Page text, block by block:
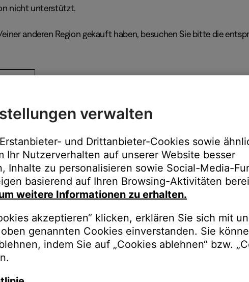
nicht unterstützt.
anderen Region gekauft haben, besuchen Sie bitte die
verwalten
und Drittanbieter-Cookies sowie
Ihr Nutzerverhalten auf unserer Website besser
Inhalte zu personalisieren sowie Social-Media-
basierend auf Ihren Browsing-Aktivitäten
weitere Informationen zu erhalten.
akzeptieren“ klicken, erklären Sie sich mit
genannten Cookies einverstanden. Sie
indem Sie auf „Cookies ablehnen“ bzw.